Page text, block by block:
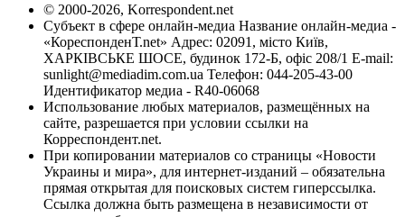
© 2000-2026, Korrespondent.net
Субъект в сфере онлайн-медиа Название онлайн-медиа -
«КореспонденТ.net» Адрес: 02091, місто Київ,
ХАРКІВСЬКЕ ШОСЕ, будинок 172-Б, офіс 208/1 E-mail:
sunlight@mediadim.com.ua Телефон: 044-205-43-00
Идентификатор медиа - R40-06068
Использование любых материалов, размещённых на
сайте, разрешается при условии ссылки на
Корреспондент.net.
При копировании материалов со страницы «Новости
Украины и мира», для интернет-изданий – обязательна
прямая открытая для поисковых систем гиперссылка.
Ссылка должна быть размещена в независимости от